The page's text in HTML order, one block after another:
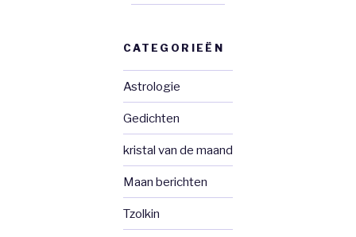
CATEGORIEËN
Astrologie
Gedichten
kristal van de maand
Maan berichten
Tzolkin